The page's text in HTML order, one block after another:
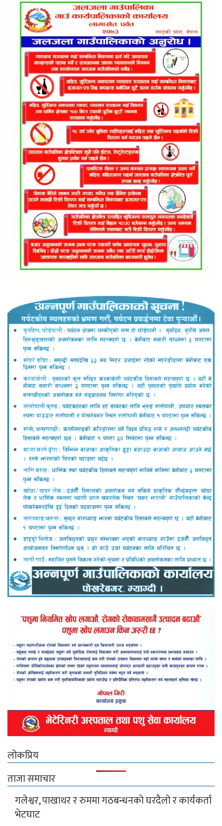
लोकप्रिय
ताजा समाचार
गलेश्वर, पाखाथर र रुममा गठबन्धनको घरदैलो र कार्यकर्ता
भेटघाट